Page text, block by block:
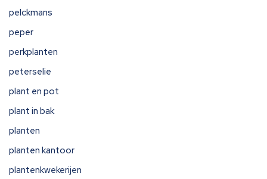
pelckmans
peper
perkplanten
peterselie
plant en pot
plant in bak
planten
planten kantoor
plantenkwekerijen